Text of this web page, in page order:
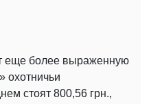
еще более выраженную
охотничьи
стоят 800,56 грн.,